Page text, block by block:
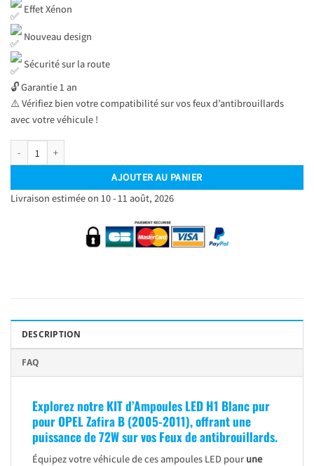
Effet Xénon
Nouveau design
Sécurité sur la route
🔓 Garantie 1 an
⚠️ Vérifiez bien votre compatibilité sur vos feux d’antibrouillards
avec votre véhicule !
AJOUTER AU PANIER
Livraison estimée on 10 - 11 août, 2026
DESCRIPTION
FAQ
Explorez notre KIT d’Ampoules LED H1 Blanc pur
pourOPEL Zafira B (2005-2011), offrant une
puissance de 72W sur vos Feux de antibrouillards.
Équipez votre véhicule de ces ampoules LED pour une